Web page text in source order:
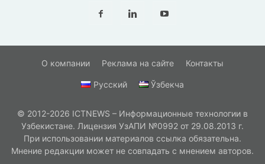
О компании Реклама на сайте Контакты
Русский Ўзбекча
© 2012-2026 ICTNEWS – Информационные технологии в
Узбекистане. Лицензия УзАПИ №0992 от 29.08.2013 г.
При использовании материалов ссылка обязательна.
Мнение редакции может не совпадать с мнением авторов.